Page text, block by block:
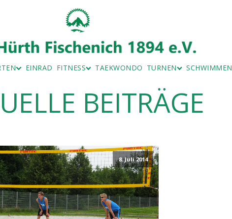
EINRAD FITNESS TAEKWONDO TURNEN
LEISTUNGSTURNEN
SCHWIMMEN
BEITRÄGE
8. Juli 2014